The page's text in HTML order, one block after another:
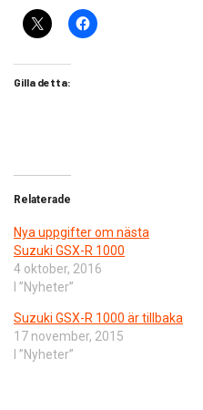
Gilla detta:
Relaterade
Nya uppgifter om nästa
Suzuki GSX-R 1000
4 oktober, 2016
I ”Nyheter”
Suzuki GSX-R 1000 är tillbaka
17 november, 2015
I ”Nyheter”